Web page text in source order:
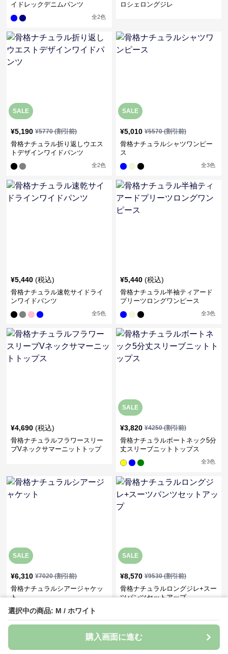
選択中の商品: M / ホワイト
購入画面に進む
イドレックデニムパンツ
全2色
ロシェロングジレ
SALE
¥5,190 ¥5770(割引前)
骨格ナチュラル折り返しウエス
トデザインワイドパンツ
全2色
SALE
¥5,010 ¥5570(割引前)
骨格ナチュラルシャツワンピー
ス
全3色
¥5,440 (税込)
骨格ナチュラル速乾サイドライ
ンワイドパンツ
全5色
¥5,440 (税込)
骨格ナチュラル半袖ティアード
プリーツロングワンピース
全3色
¥4,690 (税込)
骨格ナチュラルフラワースリー
ブVネックサマーニットトップ
SALE
¥3,820 ¥4250(割引前)
骨格ナチュラルボートネック5分
丈スリーブニットトップス
全3色
SALE
¥6,310 ¥7020(割引前)
骨格ナチュラルシアージャケッ
ト
全
SALE
¥8,570 ¥9530(割引前)
骨格ナチュラルロングジレ+スー
ツパンツセットアップ
人気アイテム一覧へ